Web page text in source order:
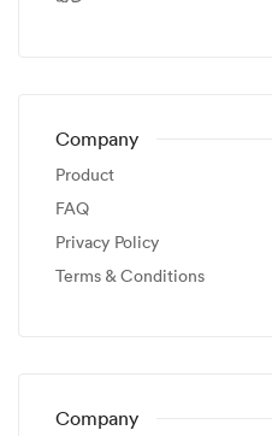
Company
Product
FAQ
Privacy Policy
Terms & Conditions
Company